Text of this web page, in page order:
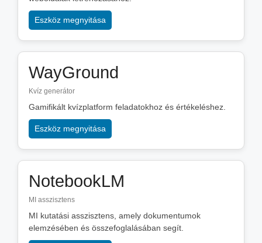
Eszköz megnyitása
WayGround
Kvíz generátor
Gamifikált kvízplatform feladatokhoz és értékeléshez.
Eszköz megnyitása
NotebookLM
MI asszisztens
MI kutatási asszisztens, amely dokumentumok
elemzésében és összefoglalásában segít.